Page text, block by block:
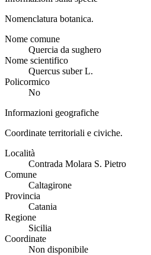
Nomenclatura botanica.
Nome comune
Quercia da sughero
Nome scientifico
Quercus suber L.
Policormico
No
Informazioni geografiche
Coordinate territoriali e civiche.
Località
Contrada Molara S. Pietro
Comune
Caltagirone
Provincia
Catania
Regione
Sicilia
Coordinate
Non disponibile